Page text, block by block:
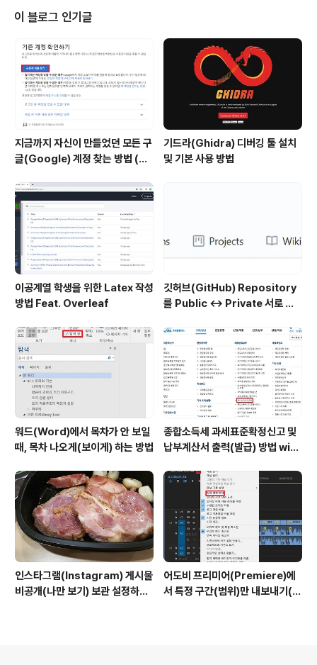
다. 이 경우 admin 방으로는 접속할 수 없다고 합니다. 이
후에 정말 많은 값들을 대입해보았습니다. 퍼징(Fuzzing)
을 하는 것은 반칙일 것 같아서 그럴싸한 것들을 많이 넣어
보았으며 그 중에서는 /를 넣어 보았습니다. 그러자 다음과
같이 데이터베이스 관련 오류 메시지가 나오는 것을 확인
할 수 ..
이 블로그 인기글
지금까지 자신이 만들었던 모든 구
글(Google) 계정 찾는 방법 (핸
기드라(Ghidra) 디버깅 툴 설치
및 기본 사용 방법
이공계열 학생을 위한 Latex 작성
방법 Feat. Overleaf
깃허브(GitHub) Repository
를 Public ↔ Private 서로 변
워드(Word)에서 목차가 안 보일
때, 목차 나오게(보이게) 하는 방법
종합소득세 과세표준확정신고 및
납부계산서 출력(발급) 방법 with
인스타그램(Instagram) 게시물
비공개(나만 보기) 보관 설정하는
어도비 프리미어(Premiere)에
서 특정 구간(범위)만 내보내기(출